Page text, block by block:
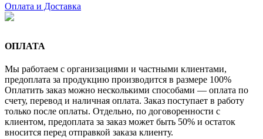
Оплата и Доставка
ОПЛАТА
Мы работаем с организациями и частными клиентами,
предоплата за продукцию производится в размере 100%
Оплатить заказ можно несколькими способами — оплата по
счету, перевод и наличная оплата. Заказ поступает в работу
только после оплаты. Отдельно, по договоренности с
клиентом, предоплата за заказ может быть 50% и остаток
вносится перед отправкой заказа клиенту.